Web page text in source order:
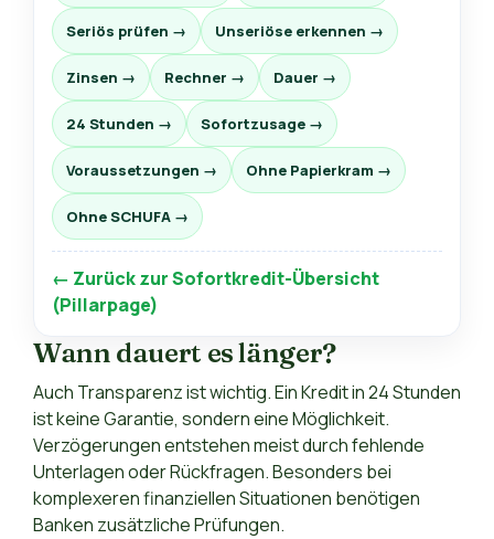
Seriös prüfen → Unseriöse erkennen →
Zinsen → Rechner → Dauer →
24 Stunden → Sofortzusage →
Voraussetzungen → Ohne Papierkram →
Ohne SCHUFA →
← Zurück zur Sofortkredit-Übersicht
(Pillarpage)
Wann dauert es länger?
Auch Transparenz ist wichtig. Ein Kredit in 24 Stunden
ist keine Garantie, sondern eine Möglichkeit.
Verzögerungen entstehen meist durch fehlende
Unterlagen oder Rückfragen. Besonders bei
komplexeren finanziellen Situationen benötigen
Banken zusätzliche Prüfungen.